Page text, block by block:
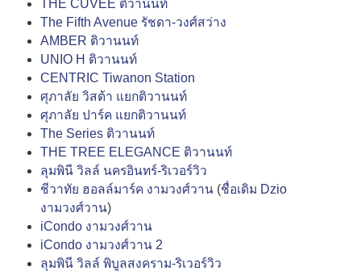
THE CUVÉE ติวานนท์
The Fifth Avenue รัชดา-วงศ์สว่าง
AMBER ติวานนท์
UNIO H ติวานนท์
CENTRIC Tiwanon Station
ศุภาลัย วิสต้า แยกติวานนท์
ศุภาลัย ปาร์ค แยกติวานนท์
The Series ติวานนท์
THE TREE ELEGANCE ติวานนท์
ลุมพินี วิลล์ นครอินทร์-ริเวอร์วิว
ชีวาทัย ฮอลล์มาร์ค งามวงศ์วาน (ชื่อเดิม Dzio
งามวงศ์วาน)
iCondo งามวงศ์วาน
iCondo งามวงศ์วาน 2
ลุมพินี วิลล์ พิบูลสงคราม-ริเวอร์วิว